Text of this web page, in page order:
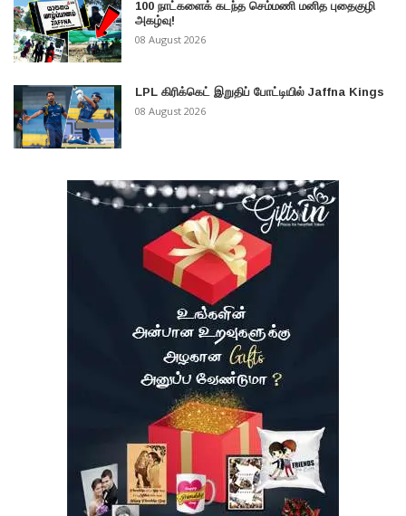
100 நாட்களைக் கடந்த செம்மணி மனித புதைகுழி
அகழ்வு!
08 August 2026
LPL கிரிக்கெட் இறுதிப் போட்டியில் Jaffna Kings
08 August 2026